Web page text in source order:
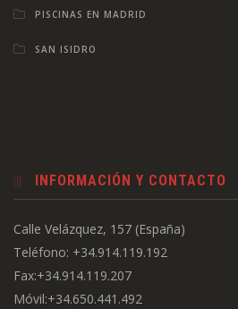
PISCINAS EN MADRID
SAN ISIDRO
INFORMACIÓN Y CONTACTO
Calle Velázquez, 157 (España)
Teléfono: +34.914.119.192
Fax:+34.914.119.207
Móvil:+34.650.441.492